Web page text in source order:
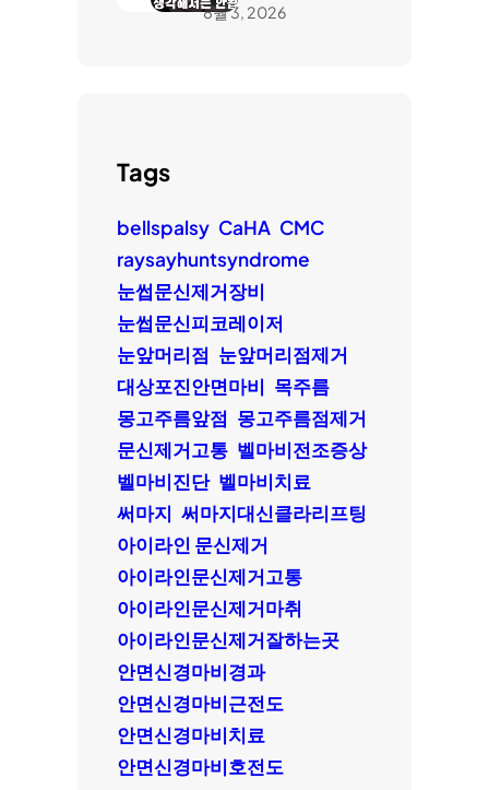
8월 3, 2026
Tags
bellspalsy CaHA CMC
raysayhuntsyndrome
눈썹문신제거장비
눈썹문신피코레이저
눈앞머리점 눈앞머리점제거
대상포진안면마비 목주름
몽고주름앞점 몽고주름점제거
문신제거고통 벨마비전조증상
벨마비진단 벨마비치료
써마지 써마지대신클라리프팅
아이라인 문신제거
아이라인문신제거고통
아이라인문신제거마취
아이라인문신제거잘하는곳
안면신경마비경과
안면신경마비근전도
안면신경마비치료
안면신경마비호전도